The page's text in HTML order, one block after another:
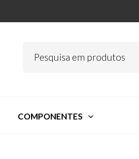
COMPONENTES